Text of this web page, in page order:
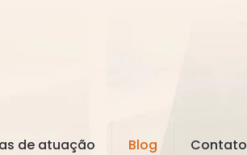
de atuação Blog Contato